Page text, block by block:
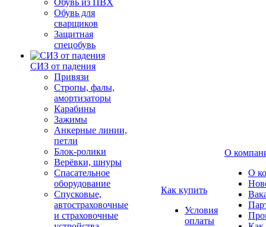
Обувь из ПВХ
Обувь для
сварщиков
Защитная
спецобувь
СИЗ от падения
Привязи
Стропы, фалы,
амортизаторы
Карабины
Зажимы
Анкерные линии,
петли
Блок-ролики
Верёвки, шнуры
Спасательное
оборудование
Спусковые,
автостраховочные
и страховочные
Как купить
Условия
оплаты
О
О